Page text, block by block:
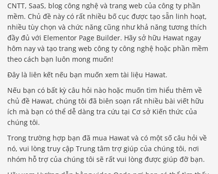
CNTT, SaaS, blog công nghệ và trang web của công ty phần
mềm. Chủ đề này có rất nhiều bố cục được tạo sẵn linh hoạt,
nhiều tùy chọn và chức năng cũng như khả năng tương thích
đầy đủ với Elementor Page Builder. Hãy sở hữu Hawat ngay
hôm nay và tạo trang web công ty công nghệ hoặc phần mềm
theo cách bạn luôn mong muốn!
Đây là liên kết nếu bạn muốn xem tài liệu Hawat.
Nếu bạn có bất kỳ câu hỏi nào hoặc muốn tìm hiểu thêm về
chủ đề Hawat, chúng tôi đã biên soạn rất nhiều bài viết hữu
ích mà bạn có thể dễ dàng tra cứu tại Cơ sở Kiến thức của
chúng tôi.
Trong trường hợp bạn đã mua Hawat và có một số câu hỏi về
nó, vui lòng truy cập Trung tâm trợ giúp của chúng tôi, nơi
nhóm hỗ trợ của chúng tôi sẽ rất vui lòng được giúp đỡ bạn.